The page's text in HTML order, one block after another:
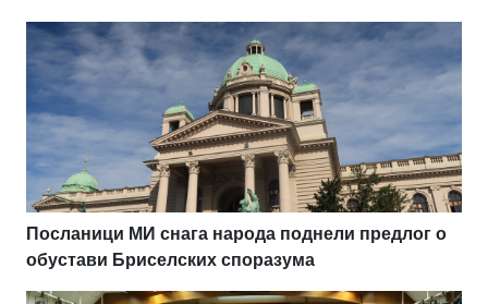
Посланици МИ снага народа поднели предлог о
обустави Бриселских споразума